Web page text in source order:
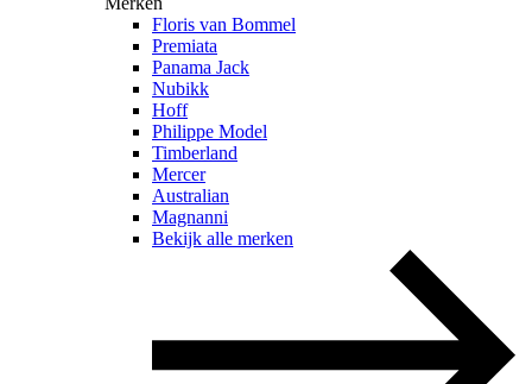
Floris van Bommel
Premiata
Panama Jack
Nubikk
Hoff
Philippe Model
Timberland
Mercer
Australian
Magnanni
Bekijk alle merken